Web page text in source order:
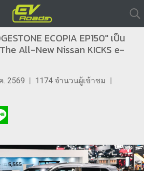
ECOPIA EP150" เป็น
All-New Nissan KICKS e-
. 2569 | 1174 จำนวนผู้เข้าชม |